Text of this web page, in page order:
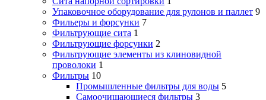
Упаковочное оборудование для рулонов и паллет 9
Фильеры и форсунки 7
Фильтрующие сита 1
Фильтрующие форсунки 2
Фильтрующие элементы из клиновидной
проволоки 1
Фильтры 10
Промышленные фильтры для воды 5
Самоочищающиеся фильтры 3